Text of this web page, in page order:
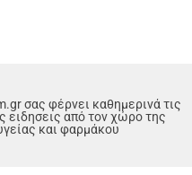
σας φέρνει καθημερινά τις
ειδησεις από τον χώρο της
και φαρμάκου